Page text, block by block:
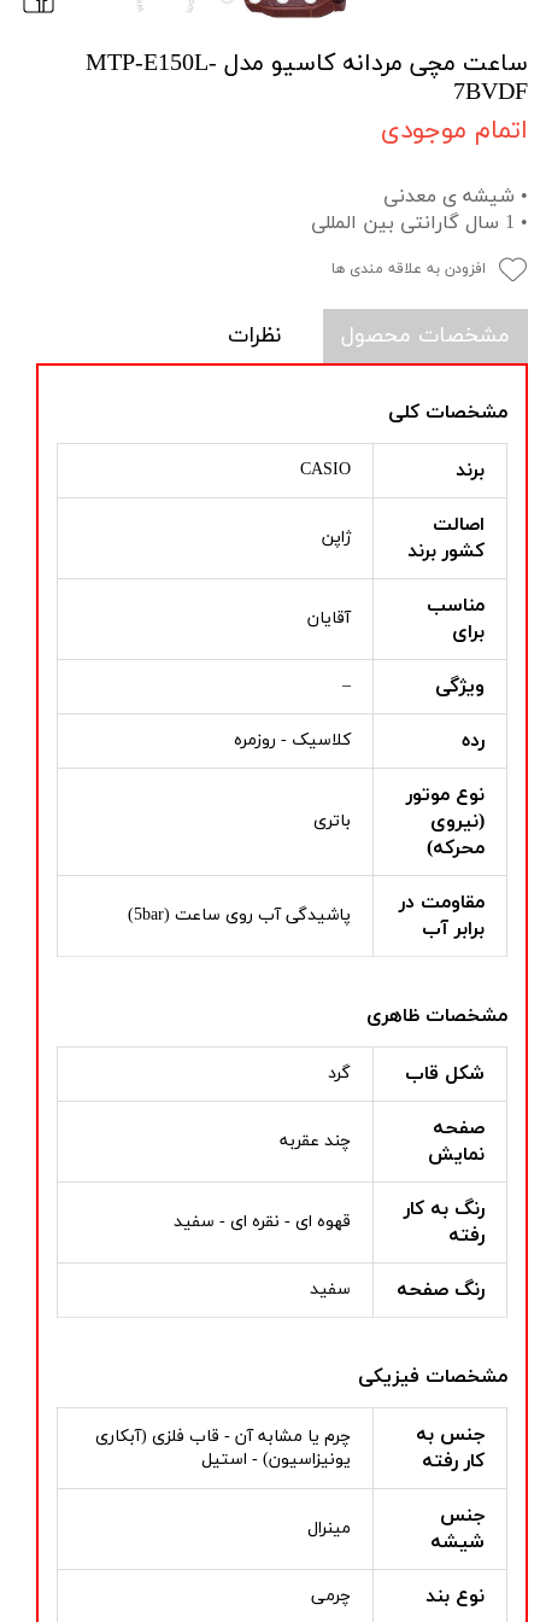
ساعت مچی مردانه کاسیو مدل MTP-E150L-
7BVDF
اتمام موجودی
• شیشه ی معدنی
• 1 سال گارانتی بین المللی
افزودن به علاقه مندی ها
مشخصات محصول نظرات
مشخصات کلی
برند CASIO
اصالت
کشور برند
ژاپن
مناسب
برای
آقایان
ویژگی –
رده کلاسیک - روزمره
نوع موتور
(نیروی
محرکه)
باتری
مقاومت در
برابر آب
پاشیدگی آب روی ساعت (5bar)
مشخصات ظاهری
شکل قاب گرد
صفحه
نمایش
چند عقربه
رنگ به کار
رفته
قهوه ای - نقره ای - سفید
رنگ صفحه سفید
مشخصات فیزیکی
جنس به
کار رفته
چرم یا مشابه آن - قاب فلزی (آبکاری
یونیزاسیون) - استیل
جنس
شیشه
مینرال
نوع بند چرمی